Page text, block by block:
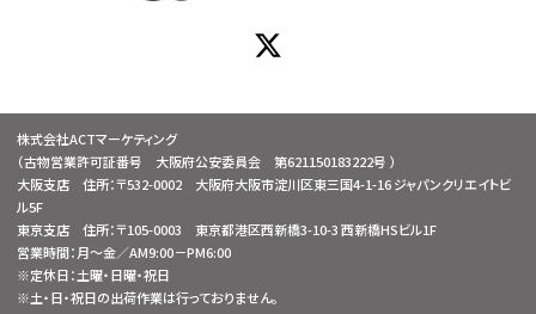
株式会社ACTマーケティング
（古物営業許可証番号 大阪府公安委員会 第621150183222号 ）
大阪支店 住所：〒532-0002 大阪府大阪市淀川区東三国4-1-16 ジャパンクリエイトビ
ル5F
東京支店 住所：〒105-0003 東京都港区西新橋3-10-3 西新橋HSビル1F
営業時間：月～金／AM9:00－PM6:00
※定休日：土曜・日曜・祝日
※土・日・祝日の出荷作業は行っておりません。